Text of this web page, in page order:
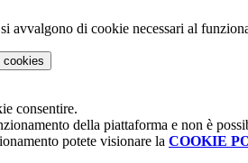
avvalgono di cookie necessari al
cookies
consentire.
della piattaforma e non è
potete visionare la COOKIE